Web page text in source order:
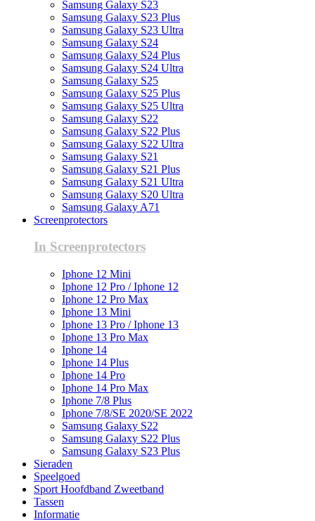
Samsung Galaxy S23
Samsung Galaxy S23 Plus
Samsung Galaxy S23 Ultra
Samsung Galaxy S24
Samsung Galaxy S24 Plus
Samsung Galaxy S24 Ultra
Samsung Galaxy S25
Samsung Galaxy S25 Plus
Samsung Galaxy S25 Ultra
Samsung Galaxy S22
Samsung Galaxy S22 Plus
Samsung Galaxy S22 Ultra
Samsung Galaxy S21
Samsung Galaxy S21 Plus
Samsung Galaxy S21 Ultra
Samsung Galaxy S20 Ultra
Samsung Galaxy A71
Screenprotectors
In Screenprotectors
Iphone 12 Mini
Iphone 12 Pro / Iphone 12
Iphone 12 Pro Max
Iphone 13 Mini
Iphone 13 Pro / Iphone 13
Iphone 13 Pro Max
Iphone 14
Iphone 14 Plus
Iphone 14 Pro
Iphone 14 Pro Max
Iphone 7/8 Plus
Iphone 7/8/SE 2020/SE 2022
Samsung Galaxy S22
Samsung Galaxy S22 Plus
Samsung Galaxy S23 Plus
Sieraden
Speelgoed
Sport Hoofdband Zweetband
Tassen
Informatie